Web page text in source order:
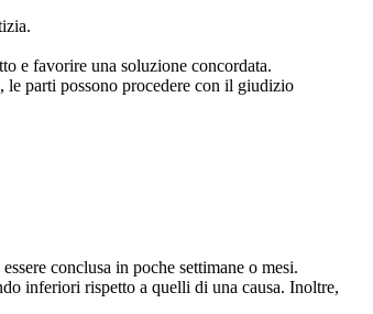
e favorire una soluzione concordata.
le parti possono procedere con il giudizio
conclusa in poche settimane o mesi.
inferiori rispetto a quelli di una causa. Inoltre,